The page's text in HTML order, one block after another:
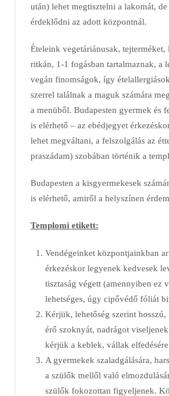
után) lehet megtisztelni a lakomát, de
érdeklődni az adott központnál.
Ételeink vegetáriánusak, tejterméket,
ritkán, 1-1 fogásban tartalmaznak, a
vegán finomságok, így
szerrel találnak a maguk számára
a menüből. Budapesten gyermek és
is elérhető – az ebédjegyet
lehet megváltani, a felszolgálás az
praszádam) szobában történik a
Budapesten a kisgyermekesek
is elérhető, amiről a helyszínen
Templomi etikett:
Vendégeinket központjainkban
érkezéskor legyenek kedvesek
tisztaság végett (amennyiben ez
lehetséges, úgy cipővédő fóliát
Kérjük, lehetőség szerint hosszú,
érő szoknyát, nadrágot
kérjük a keblek, vállak
A gyermekek szaladgálására,
a szülők mellől való
szülők fokozottan figyeljenek.